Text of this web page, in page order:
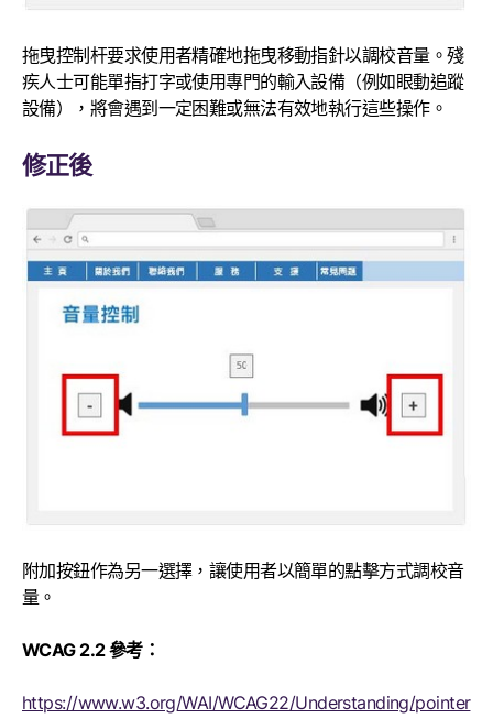
拖曳控制杆要求使用者精確地拖曳移動指針以調校音量。殘
疾人士可能單指打字或使用專門的輸入設備（例如眼動追蹤
設備），將會遇到一定困難或無法有效地執行這些操作。
修正後
附加按鈕作為另一選擇，讓使用者以簡單的點擊方式調校音
量。
WCAG 2.2 參考：
https://www.w3.org/WAI/WCAG22/Understanding/pointer